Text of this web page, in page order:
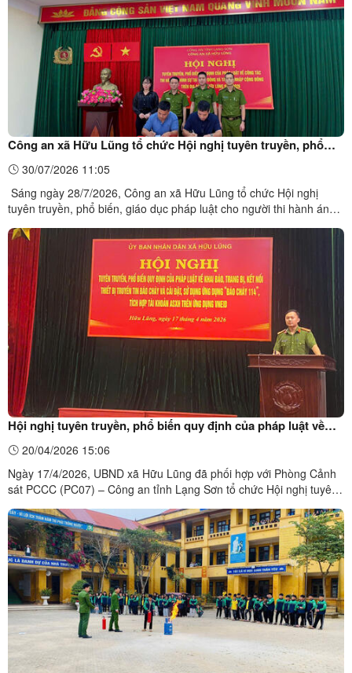
Công an xã Hữu Lũng tổ chức Hội nghị tuyên truyền, phổ
biến, giáo dục pháp luật cho người thi hành án hình sự tại
cộng đồng và người chấp hành xong án phạt tù trở về địa
phương năm 2026
30/07/2026 11:05
Sáng ngày 28/7/2026, Công an xã Hữu Lũng tổ chức Hội nghị
tuyên truyền, phổ biến, giáo dục pháp luật cho người thi hành án
địa phương trên địa bàn xã năm 2026. Các đại biểu tham dự Hội
nghị Tham dự hội nghị có đại diện lãnh đạo UBND ...
Hội nghị tuyên truyền, phổ biến quy định của pháp luật về
khai báo, trang bị, kết nối thiết bị truyền tin báo cháy và cài
đặt sử dụng ứng dụng “Báo cháy 114”, tích hợp tài khoản
An sinh xã hội trên ứng dụng Vneid
20/04/2026 15:06
Ngày 17/4/2026, UBND xã Hữu Lũng đã phối hợp với Phòng Cảnh
sát PCCC (PC07) – Công an tỉnh Lạng Sơn tổ chức Hội nghị tuyên
nối thiết bị truyền tin báo cháy và cài đặt sử dụng ứng dụng “Báo
cháy 114”, tích hợp tài khoản An sinh xã ...